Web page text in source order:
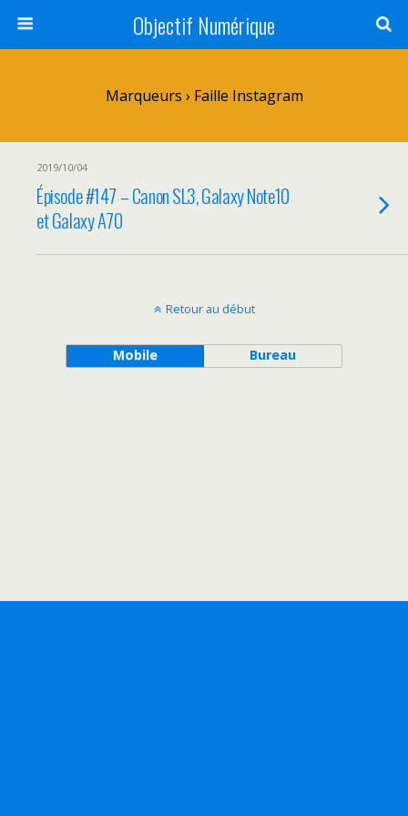
Objectif Numérique
Marqueurs › Faille Instagram
2019/10/04
Épisode #147 – Canon SL3, Galaxy Note10
et Galaxy A70
Retour au début
Mobile Bureau